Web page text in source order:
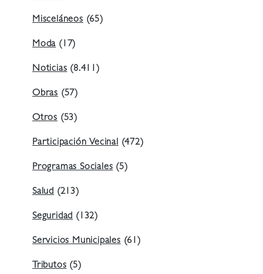
Misceláneos (65)
Moda (17)
Noticias (8.411)
Obras (57)
Otros (53)
Participación Vecinal (472)
Programas Sociales (5)
Salud (213)
Seguridad (132)
Servicios Municipales (61)
Tributos (5)